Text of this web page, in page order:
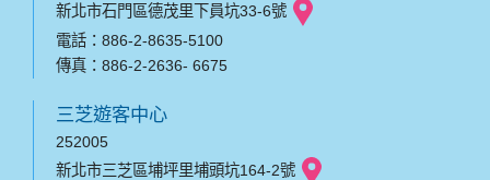
新北市石門區德茂里下員坑33-6號
電話：886-2-8635-5100
傳真：886-2-2636- 6675
三芝遊客中心
252005
新北市三芝區埔坪里埔頭坑164-2號